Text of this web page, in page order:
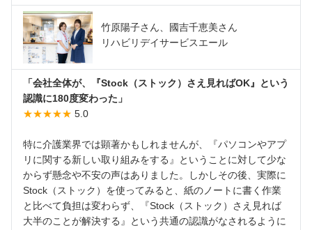
竹原陽子さん、國吉千恵美さん
リハビリデイサービスエール
「会社全体が、『Stock（ストック）さえ見ればOK』という
認識に180度変わった」
★★★★★ 5.0
特に介護業界では顕著かもしれませんが、『パソコンやアプ
リに関する新しい取り組みをする』ということに対して少な
からず懸念や不安の声はありました。しかしその後、実際に
Stock（ストック）を使ってみると、紙のノートに書く作業
と比べて負担は変わらず、『Stock（ストック）さえ見れば
大半のことが解決する』という共通の認識がなされるように